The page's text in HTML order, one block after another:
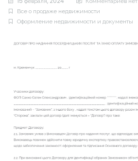
Все о продаже недвижимости
Оформление недвижимости и документы